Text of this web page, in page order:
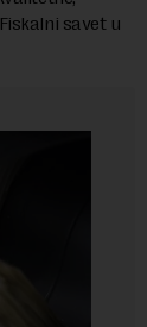
savet u